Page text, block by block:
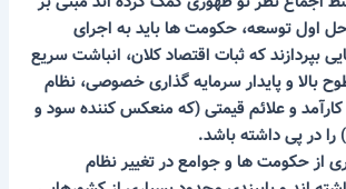
اول توسعه، حکومت ها باید به اجرای
که ثبات اقتصاد کلان، انباشت سریع
بالا و پایدار سرمایه گذاری خصوصی، نظام
و علائم قیمتی (که منعکس کننده سود و
در پی داشته باشد.
از حکومت ها و جوامع در تغییر نظام